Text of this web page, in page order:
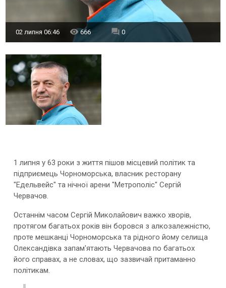
02 липня 06:46 666 0
1 липня у 63 роки з життя пішов місцевий політик та
підприємець Чорноморська, власник ресторану
"Едельвейс" та нічної арени "Метрополіс" Сергій
Червачов.
Останнім часом Сергій Миколайович важко хворів,
протягом багатьох років він боровся з алкозалежністю,
проте мешканці Чорноморська та рідного йому селища
Олександівка запам'ятають Червачова по багатьох
його справах, а не словах, що зазвичай притаманно
політикам.